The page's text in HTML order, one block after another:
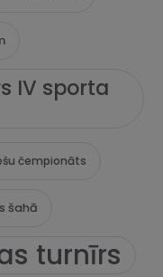
IV sporta
čempionāts
šahā
turnīrs